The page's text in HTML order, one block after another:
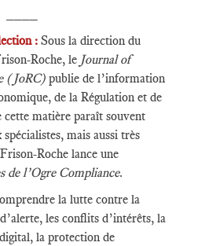
: Sous la direction du
Roche, le Journal of
(JoRC) publie de l’information
de la Régulation et de
cette matière paraît souvent
mais aussi très
Roche lance une
de l’Ogre Compliance.
la lutte contre la
les conflits d’intérêts, la
la protection de